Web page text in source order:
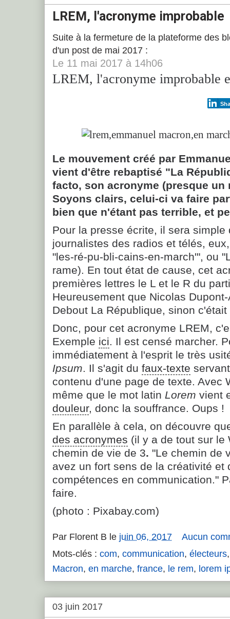
LREM, l'acronyme improbable
Suite à la fermeture de la plateforme des
d'un post de mai 2017 :
Le 11 mai 2017 à 14h06
LREM, l'acronyme improbable
Le mouvement créé par
vient d'être rebaptisé "La
facto, son acronyme (presque un
Soyons clairs, celui-ci va faire
bien que n'étant pas terrible, et
Pour la presse écrite, il sera simple
journalistes des radios et télés,
"les-ré-pu-bli-cains-en-march'", ou
rame). En tout état de cause, cet
premières lettres le L et le R du
Heureusement que Nicolas
Debout La République, sinon
Donc, pour cet acronyme LREM,
Exemple ici. Il est censé marcher.
immédiatement à l'esprit le très
Ipsum. Il s'agit du faux-texte
contenu d'une page de texte. Avec
même que le mot latin Lorem vient
douleur, donc la souffrance. Oups !
En parallèle à cela, on découvre
des acronymes (il y a de tout sur le
chemin de vie de 3. "Le chemin de
avez un fort sens de la créativité et
compétences en communication."
faire.
(photo : Pixabay.com)
Par Florent B le juin 06, 2017
Aucun
Mots-clés : com, communication, électeurs
Macron, en marche, france, le rem, lorem
03 juin 2017